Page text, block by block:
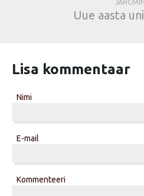
Uue aasta
Lisa kommentaar
Nimi
E-mail
Kommenteeri